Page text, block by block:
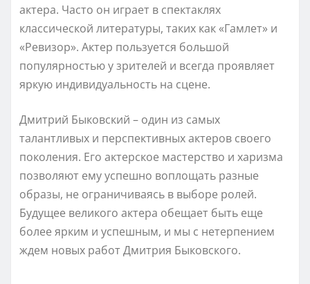
актера. Часто он играет в спектаклях
классической литературы, таких как «Гамлет» и
«Ревизор». Актер пользуется большой
популярностью у зрителей и всегда проявляет
яркую индивидуальность на сцене.
Дмитрий Быковский – один из самых
талантливых и перспективных актеров своего
поколения. Его актерское мастерство и харизма
позволяют ему успешно воплощать разные
образы, не ограничиваясь в выборе ролей.
Будущее великого актера обещает быть еще
более ярким и успешным, и мы с нетерпением
ждем новых работ Дмитрия Быковского.